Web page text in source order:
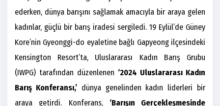
ederken, dünya barışını sağlamak amacıyla bir araya gelen
kadınlar, güçlü bir barış iradesi sergiledi. 19 Eylül’de Güney
Kore’nin Gyeonggi-do eyaletine bağlı Gapyeong ilçesindeki
Kensington Resort’ta, Uluslararası Kadın Barış Grubu
(IWPG) tarafından düzenlenen ‘2024 Uluslararası Kadın
Barış Konferansı,’dünya genelinden kadın liderleri bir
araya getirdi. Konferans, ‘Barışın Gerçekleşmesinde